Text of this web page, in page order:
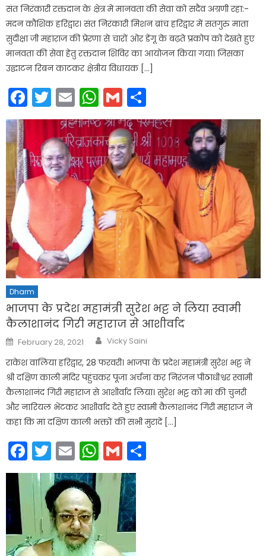
संत निरंकारी रक्तदान के क्षेत्र में मानवता की सेवा को सदैव अग्रणी रहा:-
मदन कौशिक हरिद्वार। संत निरंकारी मिशन ब्रांच हरिद्वार में सतगुरु माता
सुदीक्षा जी महाराज की प्रेरणा से चारों ओर डेंगू के बढ़ते प्रकोप को देखते हुए
मानवता की सेवा हेतु रक्तदान शिविर का आयोजन किया गया। जिसका
उद्घाटन रिबन काटकर क्षेत्रीय विधायक […]
Facebook
Twitter
EmailWhatsApp
Gmail
Dharm
भाजपा के प्रदेश महामंत्री सुरेश भट्ट ने लिया स्वामी
कैलाशानंद गिरी महाराज से आशीर्वाद
Posted
on
February 28, 2021 Author
Vicky Saini
राकेश वालिया हरिद्वार, 28 फरवरी। भाजपा के प्रदेश महामंत्री सुरेश भट्ट ने
श्री दक्षिण काली मंदिर पहुंचकर पूजा अर्चना कर निरंजन पीठाधीश्वर स्वामी
कैलाशानंद गिरी महाराज से आशीर्वाद लिया। सुरेश भट्ट को मां की चुनरी
और नारियल भेंटकर आशीर्वाद देते हुए स्वामी कैलाशानंद गिरी महाराज ने
कहा कि मां दक्षिण काली भक्तों की सभी मुरादें […]
Facebook
Twitter
EmailWhatsApp
Gmail